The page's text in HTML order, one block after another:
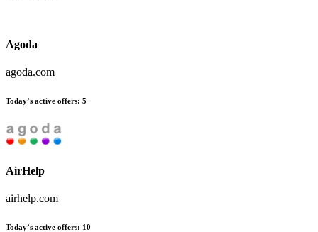
Agoda
agoda.com
Today’s active offers: 5
AirHelp
airhelp.com
Today’s active offers: 10